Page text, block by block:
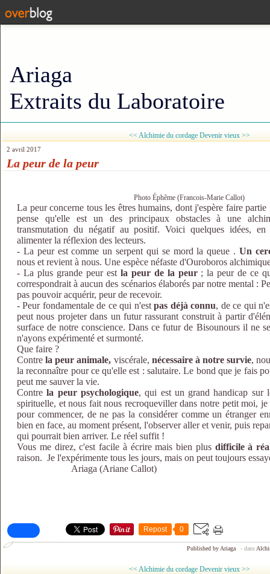
Ariaga
Extraits du Laboratoire
<< Alchimie du cordage Devenir vieux >>
2 avril 2017
La peur de la peur
Photo Éphême (Francois-Marie Callot)
La peur concerne tous les êtres humains, dont j'espère faire
pense qu'elle est un des principaux obstacles à une
transmutation du négatif au positif. Voici quelques idées, en
alimenter la réflexion des lecteurs.
- La peur est comme un serpent qui se mord la queue . Un
nous et revient à nous. Une espèce néfaste d'Ouroboros
- La plus grande peur est la peur de la peur; la peur de ce
correspondrait à aucun des scénarios élaborés par notre mental :
pas pouvoir acquérir, peur de recevoir.
- Peur fondamentale de ce qui n'estpas déjà connu, de ce qui
peut nous projeter dans un futur rassurant construit à partir
surface de notre conscience. Dans ce futur de Bisounours il ne
n'ayons expérimenté et surmonté.
Que faire ?
Contrela peur animale, viscérale, nécessaire à notre survie,
la reconnaître pour ce qu'elle est : salutaire. Le bond que je fais
peut me sauver la vie.
Contrela peur psychologique, qui est un grand handicap sur
spirituelle, et nous fait nous recroqueviller dans notre petit moi,
pour commencer, de ne pas la considérer comme un étranger
bien en face, au moment présent, l'observer aller et venir, puis
qui pourrait bien arriver. Le réel suffit !
Vous me direz, c'est facile à écrire mais bien plus difficile à
raison. Je l'expérimente tous les jours, mais on peut toujours
Ariaga (Ariane Callot)
Repost 0
Published by Ariaga - dans
<< Alchimie du cordage Devenir vieux >>